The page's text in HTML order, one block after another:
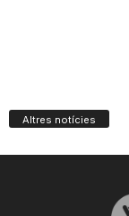
Altres notícies